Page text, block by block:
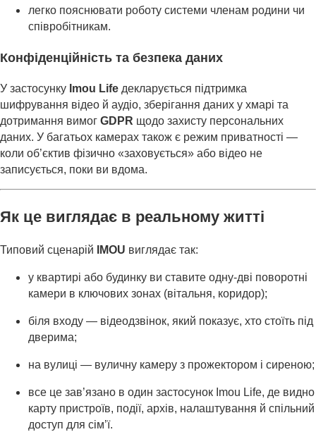
легко пояснювати роботу системи членам родини чи
співробітникам.
Конфіденційність та безпека даних
У застосунку Imou Life декларується підтримка
шифрування відео й аудіо, зберігання даних у хмарі та
дотримання вимог GDPR щодо захисту персональних
даних. У багатьох камерах також є режим приватності —
коли об’єктив фізично «заховується» або відео не
записується, поки ви вдома.
Як це виглядає в реальному житті
Типовий сценарій IMOU виглядає так:
у квартирі або будинку ви ставите одну-дві поворотні
камери в ключових зонах (вітальня, коридор);
біля входу — відеодзвінок, який показує, хто стоїть під
дверима;
на вулиці — вуличну камеру з прожектором і сиреною;
все це зав’язано в один застосунок Imou Life, де видно
карту пристроїв, події, архів, налаштування й спільний
доступ для сім’ї.